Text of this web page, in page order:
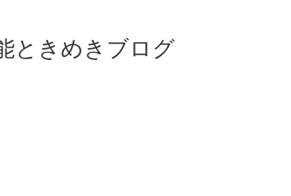
ときめきブログ